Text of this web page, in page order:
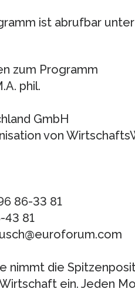
ist abrufbar
zum Programm
phil.
GmbH
von
86-33 81
43 81
nimmt die
ein. Jeden